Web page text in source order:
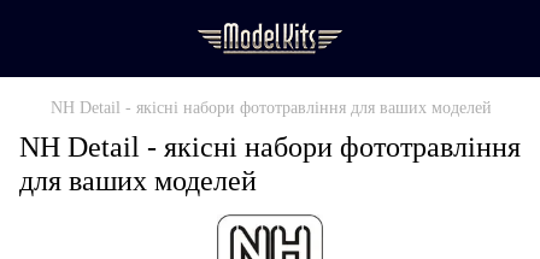
NH Detail - якісні набори фототравління для ваших моделей
NH Detail - якісні набори фототравління
для ваших моделей